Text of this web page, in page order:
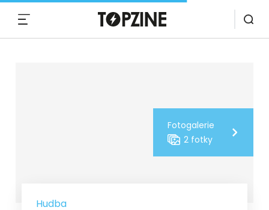
Fotogalerie
2 fotky
Hudba